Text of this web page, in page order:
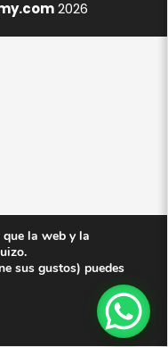
2026
la web y la
sus gustos) puedes